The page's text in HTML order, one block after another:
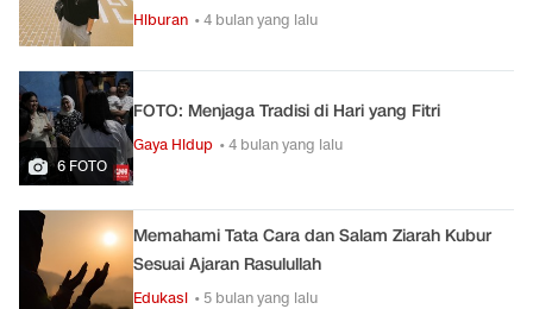
Hiburan • 4 bulan yang lalu
6 FOTO
FOTO: Menjaga Tradisi di Hari yang Fitri
Gaya Hidup • 4 bulan yang lalu
Memahami Tata Cara dan Salam Ziarah Kubur
Sesuai Ajaran Rasulullah
Edukasi • 5 bulan yang lalu